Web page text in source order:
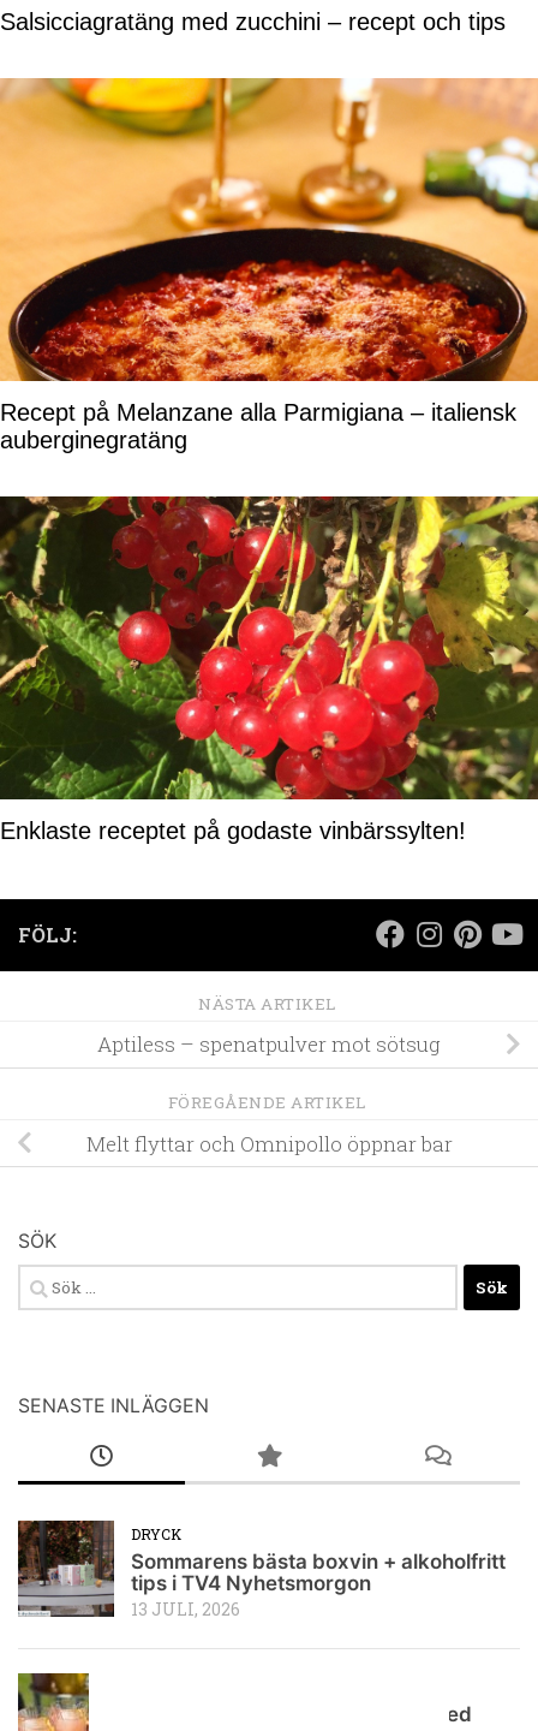
Salsicciagratäng med zucchini – recept och tips
Recept på Melanzane alla Parmigiana – italiensk
auberginegratäng
Enklaste receptet på godaste vinbärssylten!
FÖLJ:
NÄSTA ARTIKEL
Aptiless – spenatpulver mot sötsug
FÖREGÅENDE ARTIKEL
Melt flyttar och Omnipollo öppnar bar
SÖK
Sök
efter:
SENASTE INLÄGGEN
DRYCK
Sommarens bästa boxvin + alkoholfritt
tips i TV4 Nyhetsmorgon
13 JULI, 2026
Pink Rush – fräsch vodkadrink med